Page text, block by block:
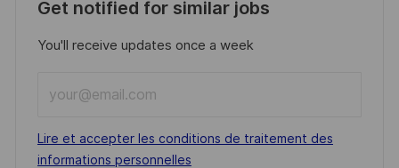
Get notified for similar jobs
You'll receive updates once a week
Email
address
(Required)
Required
Lire et accepter les conditions de traitement des
informations personnelles